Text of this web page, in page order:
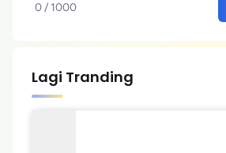
0 / 1000
Lagi Tranding